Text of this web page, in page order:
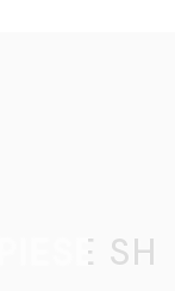
PIESE SH